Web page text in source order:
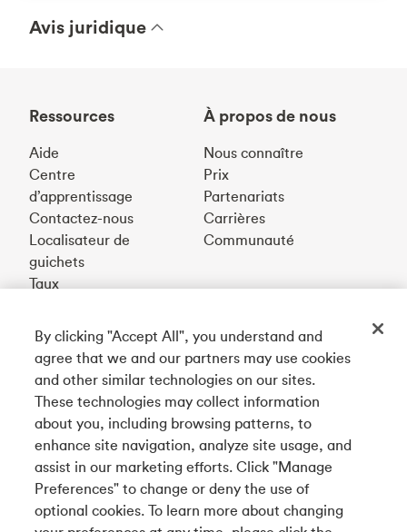
Avis juridique
Ressources
Aide
Centre
d’apprentissage
Contactez-nous
Localisateur de
guichets
Taux
À propos de nous
Nous connaître
Prix
Partenariats
Carrières
Communauté
English
Téléchargez notre appli
Connectez-vous avec nous
By clicking "Accept All", you understand and
agree that we and our partners may use cookies
and other similar technologies on our sites.
These technologies may collect information
about you, including browsing patterns, to
enhance site navigation, analyze site usage, and
assist in our marketing efforts. Click "Manage
Preferences" to change or deny the use of
optional cookies. To learn more about changing